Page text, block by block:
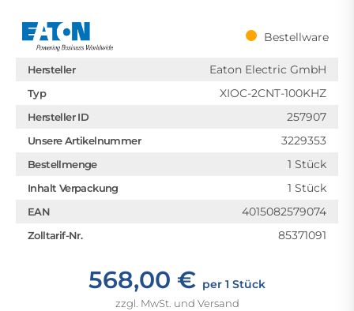
Bestellware
Hersteller Eaton Electric GmbH
Typ XIOC-2CNT-100KHZ
Hersteller ID 257907
Unsere Artikelnummer 3229353
Bestellmenge 1 Stück
Inhalt Verpackung 1 Stück
EAN 4015082579074
Zolltarif-Nr. 85371091
568,00 € per 1 Stück
zzgl. MwSt. und Versand